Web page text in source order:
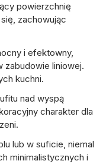
powierzchnię
zachowując
i efektowny,
zabudowie liniowej.
kuchni.
nad wyspą
charakter dla
lub w suficie, niemal
minimalistycznych i